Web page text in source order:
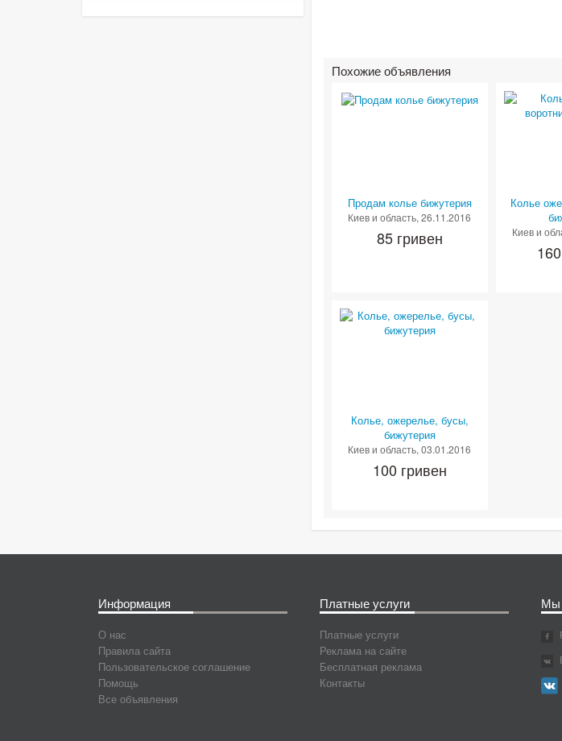
Похожие объявления
Продам колье бижутерия
Киев и область, 26.11.2016
85 гривен
Колье
Киев и
Колье, ожерелье, бусы,
бижутерия
Киев и область, 03.01.2016
100 гривен
Информация
О нас
Правила сайта
Пользовательское соглашение
Помощь
Все объявления
Платные услуги
Платные услуги
Реклама на сайте
Бесплатная реклама
Контакты
Мы